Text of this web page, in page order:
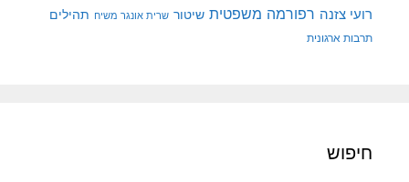
רועי צזנה רפורמה משפטית שיטור שרית אונגר משיח תהילים
תרבות ארגונית
חיפוש